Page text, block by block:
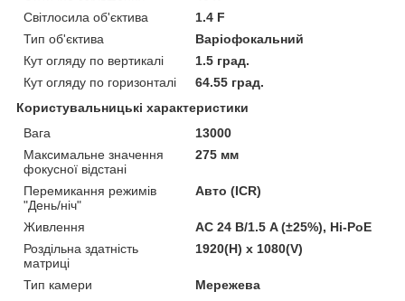
Світлосила об'єктива
1.4 F
Тип об'єктива
Варіофокальний
Кут огляду по вертикалі
1.5 град.
Кут огляду по горизонталі
64.55 град.
Користувальницькі характеристики
Вага
13000
Максимальне значення
фокусної відстані
275 мм
Перемикання режимів
"День/ніч"
Авто (ICR)
Живлення
AC 24 В/1.5 A (±25%), Hi-PoE
Роздільна здатність
матриці
1920(H) x 1080(V)
Тип камери
Мережева